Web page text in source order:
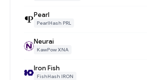
Pearl
PearlHash PRL
Neurai
KawPow XNA
Iron Fish
FishHash IRON